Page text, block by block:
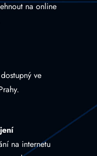
na online
ve
na internetu